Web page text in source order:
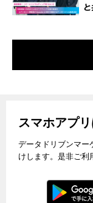
スマホアプ
データドリブンマー
けします。是非ご利